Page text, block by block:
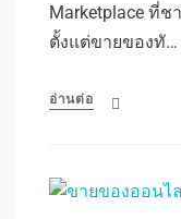
Marketplace ที่
ตั้งแต่ขายของทั…
อ่านต่อ